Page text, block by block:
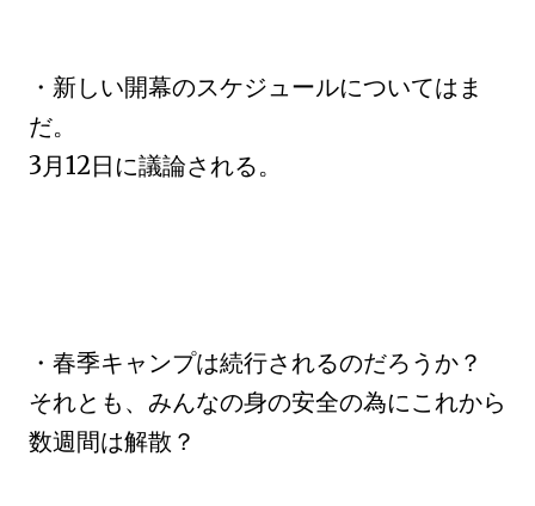
・新しい開幕のスケジュールについてはま
だ。
3月12日に議論される。
・春季キャンプは続行されるのだろうか？
それとも、みんなの身の安全の為にこれから
数週間は解散？